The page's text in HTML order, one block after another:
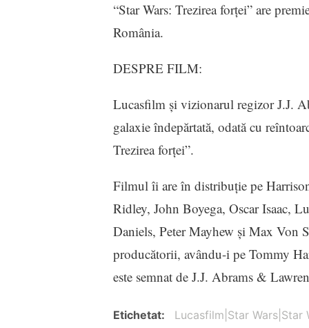
“Star Wars: Trezirea forţei” are
România.
DESPRE FILM:
Lucasfilm şi vizionarul regizor J.J.
galaxie îndepărtată, odată cu
Trezirea forţei”.
Filmul îi are în distribuţie pe
Ridley, John Boyega, Oscar Isaac,
Daniels, Peter Mayhew şi Max Von
producătorii, avându-i pe Tommy
este semnat de J.J. Abrams &
Etichetat Lucasfilm|Star Wars|Star